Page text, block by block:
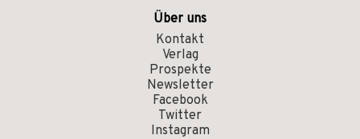
Über uns
Kontakt
Verlag
Prospekte
Newsletter
Facebook
Twitter
Instagram